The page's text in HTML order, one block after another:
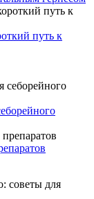
путь к